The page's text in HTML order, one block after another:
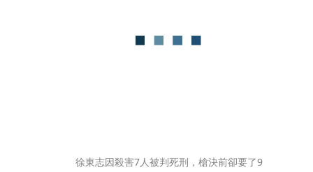
徐東志因殺害7人被判死刑，槍決前卻要了9